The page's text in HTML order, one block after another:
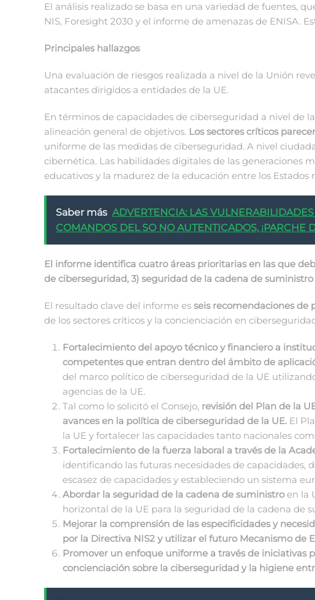
El análisis realizado se basa en una variedad de fuentes,
NIS, Foresight 2030 y el informe de amenazas de ENISA.
Principales hallazgos
Una evaluación de riesgos realizada a nivel de la Unión
atacantes dirigidos a entidades de la UE.
En términos de capacidades de ciberseguridad a nivel de
alineación general de objetivos. Los sectores críticos
uniforme de las medidas de ciberseguridad. A nivel
cibernética. Las habilidades digitales de las generaciones
educativos y la madurez de la educación entre los Estados
Saber más ADVERTENCIA: LAS
COMANDOS DEL SO NO AUTENTICADOS, ¡PARCHE
El informe identifica cuatro áreas prioritarias en las que
de ciberseguridad, 3) seguridad de la cadena de
El resultado clave del informe es seis recomendaciones de
de los sectores críticos y la concienciación en
Fortalecimiento del apoyo técnico y financiero a
competentes que entran dentro del ámbito de
del marco político de ciberseguridad de la UE
agencias de la UE.
Tal como lo solicitó el Consejo, revisión del Plan de la
avances en la política de ciberseguridad de la UE. El
la UE y fortalecer las capacidades tanto nacionales
Fortalecimiento de la fuerza laboral a través de la
identificando las futuras necesidades de capacidades,
escasez de capacidades y estableciendo un sistema
Abordar la seguridad de la cadena de suministroen la
horizontal de la UE para la seguridad de la cadena de
Mejorar la comprensión de las especificidades y
por la Directiva NIS2 y utilizar el futuro Mecanismo de
Promover un enfoque uniforme a través de iniciativas
concienciación sobre la ciberseguridad y la higiene